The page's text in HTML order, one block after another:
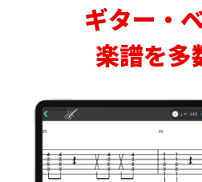
ギター・
楽譜を多